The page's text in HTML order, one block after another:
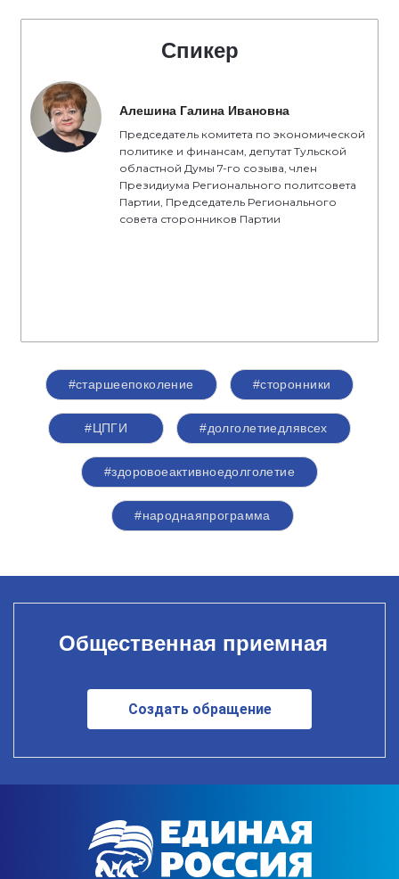
Спикер
Алешина Галина Ивановна
Председатель комитета по экономической
политике и финансам, депутат Тульской
областной Думы 7-го созыва, член
Президиума Регионального политсовета
Партии, Председатель Регионального
совета сторонников Партии
#старшеепоколение #сторонники
#ЦПГИ #долголетиедлявсех
#здоровоеактивноедолголетие
#народнаяпрограмма
Общественная приемная
Создать обращение